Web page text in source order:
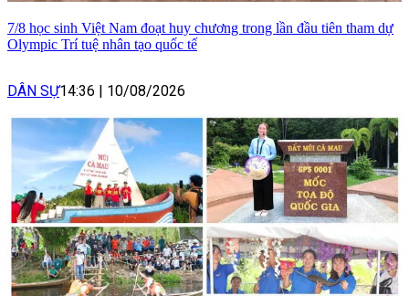
7/8 học sinh Việt Nam đoạt huy chương trong lần đầu tiên tham dự
Olympic Trí tuệ nhân tạo quốc tế
DÂN SỰ14:36 10/08/2026